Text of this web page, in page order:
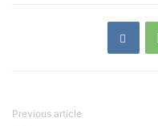
Previous article